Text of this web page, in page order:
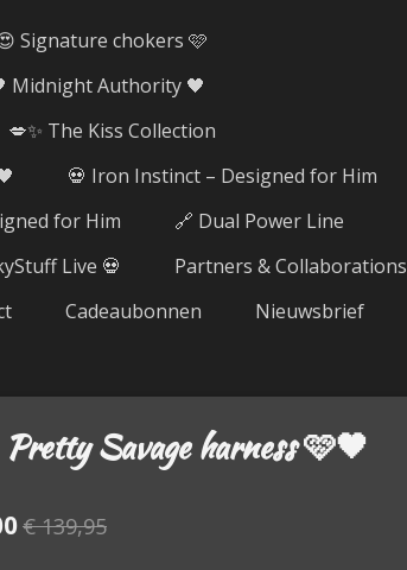
Signature chokers 🩷
Midnight Authority 🖤
💋✨ The Kiss Collection
💀 Iron Instinct – Designed for Him
for Him
🔗 Dual Power Line
Live 💀
Partners & Collaborations
Cadeaubonnen
Nieuwsbrief
Savage harness 🩷🖤
€ 139,95